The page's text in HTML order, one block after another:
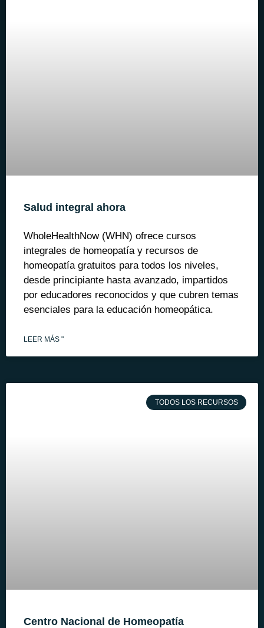
Salud integral ahora
WholeHealthNow (WHN) ofrece cursos
integrales de homeopatía y recursos de
homeopatía gratuitos para todos los niveles,
desde principiante hasta avanzado, impartidos
por educadores reconocidos y que cubren temas
esenciales para la educación homeopática.
LEER MÁS "
TODOS LOS RECURSOS
Centro Nacional de Homeopatía